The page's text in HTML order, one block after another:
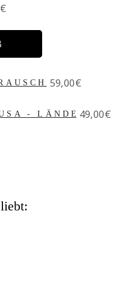
Price
59,00€
- LÄNDERPrice
49,00€